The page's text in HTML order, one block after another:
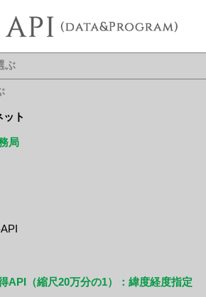
ぶ
ット
局
API（縮尺20万分の1）：緯度経度指定